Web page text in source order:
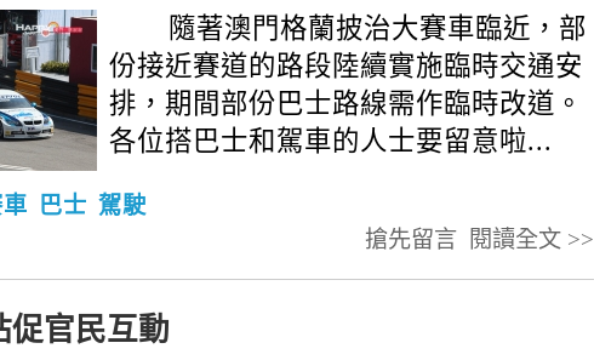
隨著澳門格蘭披治大賽車臨近，部
份接近賽道的路段陸續實施臨時交通安
排，期間部份巴士路線需作臨時改道。
各位搭巴士和駕車的人士要留意啦...
巴士 駕駛
閱讀全文 >>
搶先留言
官民互動